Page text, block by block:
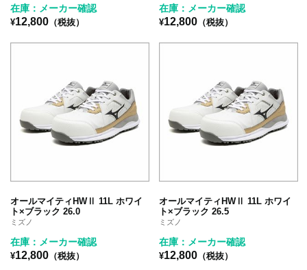
在庫：メーカー確認
¥12,800 （税抜）
在庫：メーカー確認
¥12,800 （税抜）
オールマイティHWⅡ 11L ホワイ
ト×ブラック 26.0
ミズノ
在庫：メーカー確認
¥12,800 （税抜）
オールマイティHWⅡ 11L ホワイ
ト×ブラック 26.5
ミズノ
在庫：メーカー確認
¥12,800 （税抜）